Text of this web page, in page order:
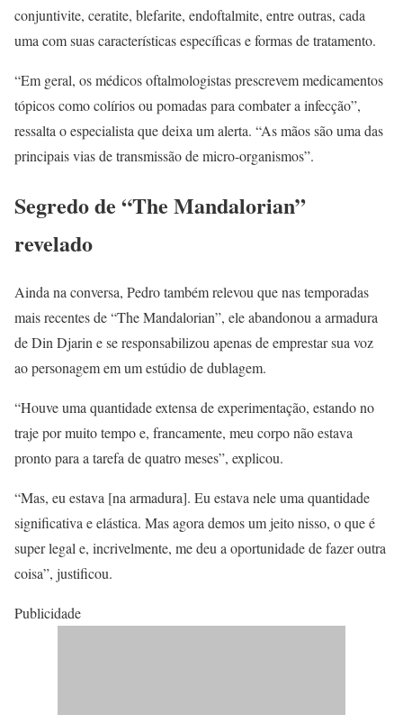
conjuntivite, ceratite, blefarite, endoftalmite, entre outras, cada
uma com suas características específicas e formas de tratamento.
“Em geral, os médicos oftalmologistas prescrevem medicamentos
tópicos como colírios ou pomadas para combater a infecção”,
ressalta o especialista que deixa um alerta. “As mãos são uma das
principais vias de transmissão de micro-organismos”.
Segredo de “The Mandalorian”
revelado
Ainda na conversa, Pedro também relevou que nas temporadas
mais recentes de “The Mandalorian”, ele abandonou a armadura
de Din Djarin e se responsabilizou apenas de emprestar sua voz
ao personagem em um estúdio de dublagem.
“Houve uma quantidade extensa de experimentação, estando no
traje por muito tempo e, francamente, meu corpo não estava
pronto para a tarefa de quatro meses”, explicou.
“Mas, eu estava [na armadura]. Eu estava nele uma quantidade
significativa e elástica. Mas agora demos um jeito nisso, o que é
super legal e, incrivelmente, me deu a oportunidade de fazer outra
coisa”, justificou.
Publicidade